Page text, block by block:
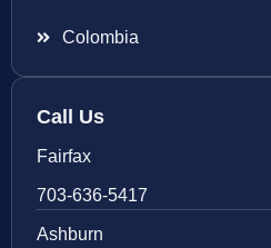
Colombia
Call Us
Fairfax
703-636-5417
Ashburn